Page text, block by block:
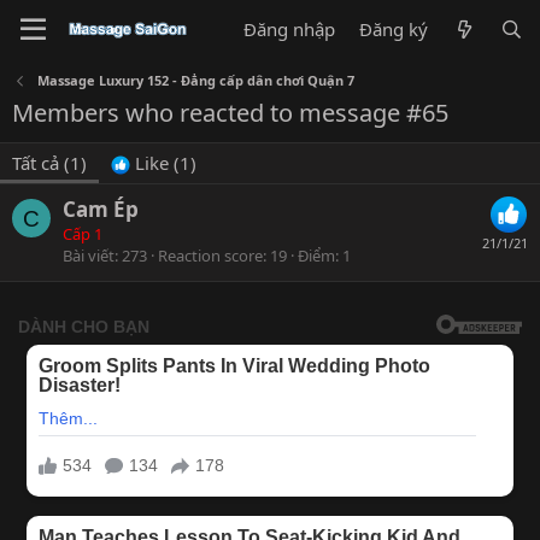
Đăng nhập Đăng ký
Massage Luxury 152 - Đẳng cấp dân chơi Quận 7
Members who reacted to message #65
Tất cả (1) Like (1)
C
21/1/21
Cam Ép
Cấp 1
Bài viết 273 Reaction score 19 Điểm 1